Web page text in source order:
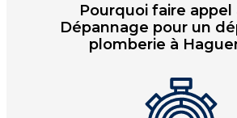
Pourquoi faire appel
Dépannage pour un
plomberie à